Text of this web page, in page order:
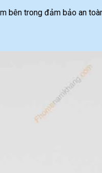
bên trong đảm bảo an